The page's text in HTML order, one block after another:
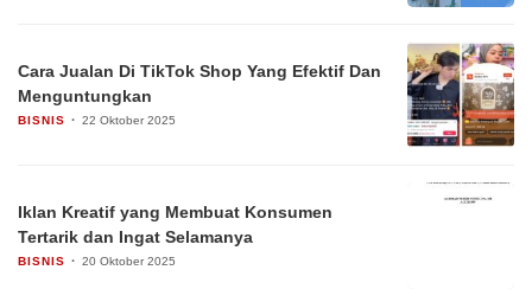
Cara Jualan Di TikTok Shop Yang Efektif Dan
Menguntungkan
BISNIS 22 Oktober 2025
Iklan Kreatif yang Membuat Konsumen
Tertarik dan Ingat Selamanya
BISNIS 20 Oktober 2025